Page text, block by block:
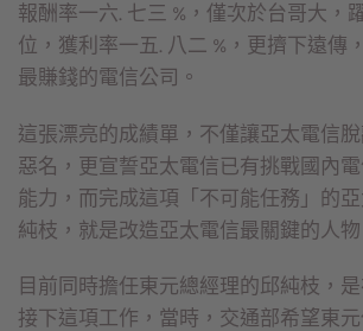
報酬率一六. 七三 %，僅次於台哥大，
位，獲利率一五. 八二 %，更擠下遠傳
最賺錢的電信公司。
這張漂亮的成績單，不僅讓亞太電信
惡名，更宣誓亞太電信已有挑戰國內
能力，而完成這項「不可能任務」的
純枝，就是改造亞太電信最關鍵的人物
目前同時擔任東元總經理的邱純枝，是
接下這項工作，當時，交通部希望東